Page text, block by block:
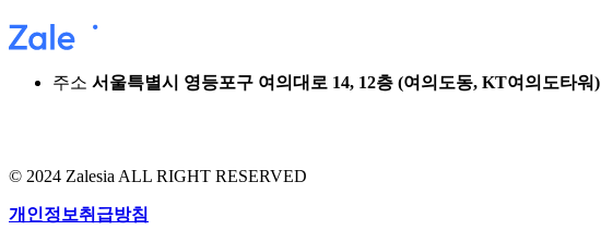
주소 서울특별시 영등포구 여의대로 14, 12층 (여의도동, KT여의도타워)
© 2024 Zalesia ALL RIGHT RESERVED
개인정보취급방침